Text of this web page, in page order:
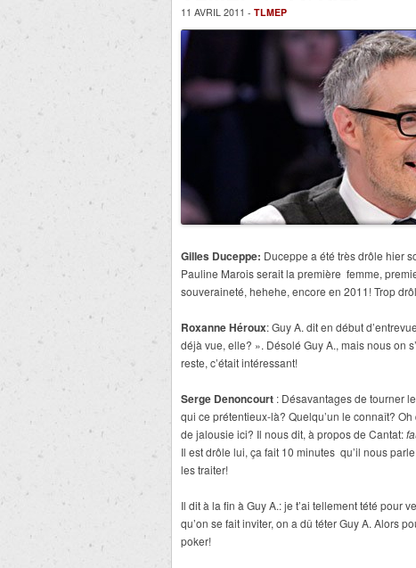
11 AVRIL 2011 - TLMEP
Gilles Duceppe: Duceppe a été très drôle hier
Pauline Marois serait la première femme,
souveraineté, hehehe, encore en 2011! Trop
Roxanne Héroux: Guy A. dit en début
déjà vue, elle? ». Désolé Guy A., mais nous on
reste, c’était intéressant!
Serge Denoncourt : Désavantages de tourner
qui ce prétentieux-là? Quelqu’un le connaît?
de jalousie ici? Il nous dit, à propos de Cantat:
Il est drôle lui, ça fait 10 minutes qu’il nous
les traiter!
Il dit à la fin à Guy A.: je t’ai tellement tété pour
qu’on se fait inviter, on a dû téter Guy A. Alors
poker!